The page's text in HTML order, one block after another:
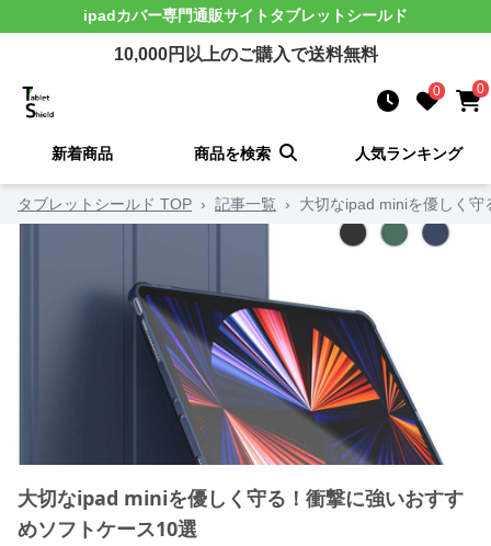
ipadカバー専門通販サイト タブレットシールド
10,000円以上のご購入で送料無料
0 0
新着商品 商品を検索 人気ランキング
タブレットシールド TOP › 記事一覧 › 大切なipad miniを優しく
大切なipad miniを優しく守る！衝撃に強いおすす
めソフトケース10選